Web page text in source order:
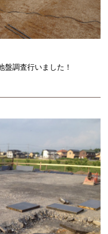
盤調査行いました！